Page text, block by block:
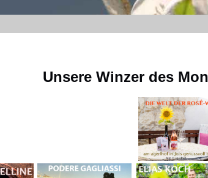
Unsere Winzer des